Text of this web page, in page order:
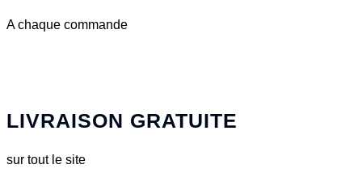
A chaque commande
LIVRAISON GRATUITE
sur tout le site